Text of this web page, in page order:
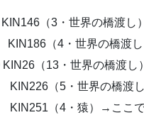
（3・世界の橋渡し）
（4・世界の橋渡し
（13・世界の橋渡し）
（5・世界の橋渡し
（4・猿）→ここで